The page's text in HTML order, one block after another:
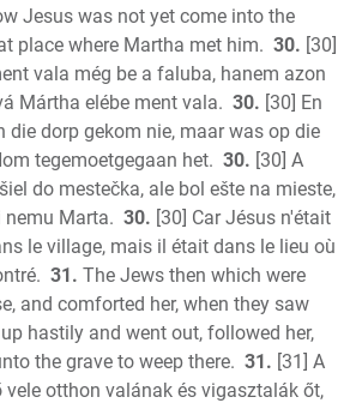
Jesus was not yet come into the
place where Martha met him. 30. [30]
vala még be a faluba, hanem azon
Mártha elébe ment vala. 30. [30] En
die dorp gekom nie, maar was op die
tegemoetgegaan het. 30. [30] A
do mestečka, ale bol ešte na mieste,
nemu Marta. 30. [30] Car Jésus n'était
le village, mais il était dans le lieu où
31. The Jews then which were
and comforted her, when they saw
hastily and went out, followed her,
the grave to weep there. 31. [31] A
vele otthon valának és vigasztalák őt,